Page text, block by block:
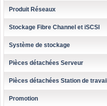
Produit Réseaux
Stockage Fibre Channel et iSCSI
Système de stockage
Pièces détachées Serveur
Pièces détachées Station de travail
Promotion